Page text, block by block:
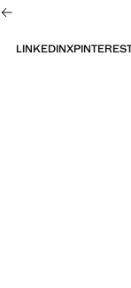
X
LINKEDIN